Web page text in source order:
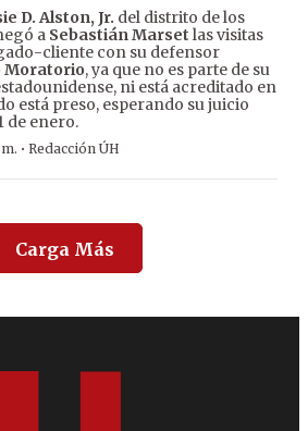
D. Alston, Jr. del distrito de los
a Sebastián Marset las visitas
cliente con su defensor
Moratorio, ya que no es parte de su
ni está acreditado en
está preso, esperando su juicio
de enero.
· Redacción ÚH
Carga Más